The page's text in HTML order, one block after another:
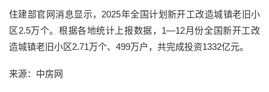
住建部官网消息显示，2025年全国计划新开工改造城镇老旧小
区2.5万个。根据各地统计上报数据，1—12月份全国新开工改
造城镇老旧小区2.71万个、499万户，共完成投资1332亿元。
来源：中房网